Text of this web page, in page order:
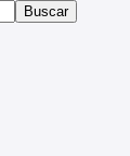
Buscar